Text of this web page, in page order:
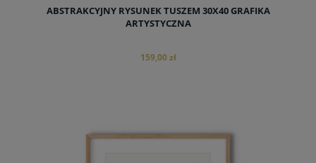
ABSTRAKCYJNY RYSUNEK TUSZEM 30X40 GRAFIKA
ARTYSTYCZNA
159,00 zł
do koszyka